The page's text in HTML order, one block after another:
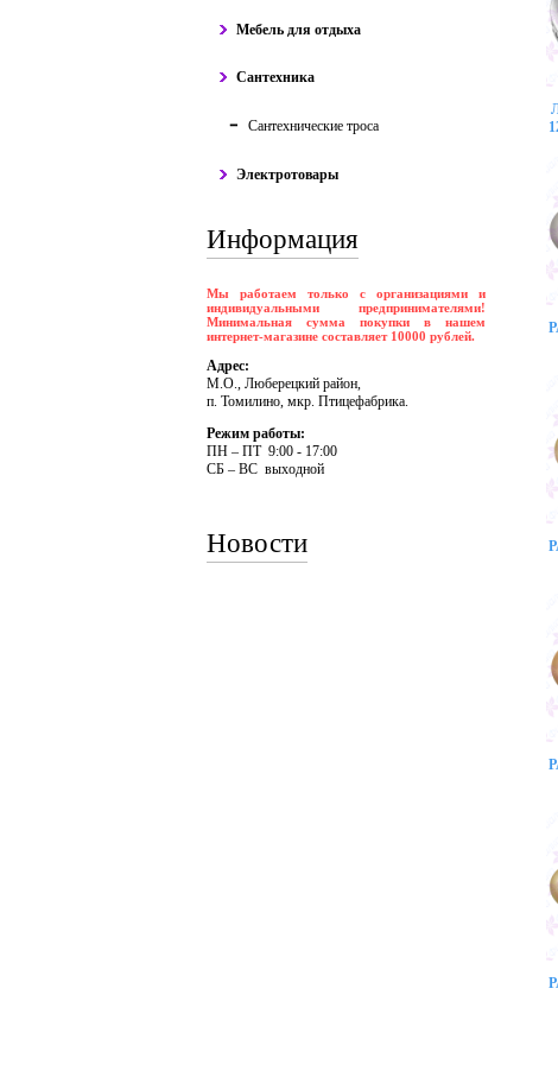
Мебель для отдыха
Сантехника
Сантехнические троса
Электротовары
Информация
Мы работаем только с организациями и
индивидуальными предпринимателями!
Минимальная сумма покупки в нашем
интернет-магазине составляет 10000 рублей.
Адрес:
М.О., Люберецкий район,
п. Томилино, мкр. Птицефабрика.
Режим работы:
ПH – ПT 9:00 - 17:00
CБ – BC выходной
Новости